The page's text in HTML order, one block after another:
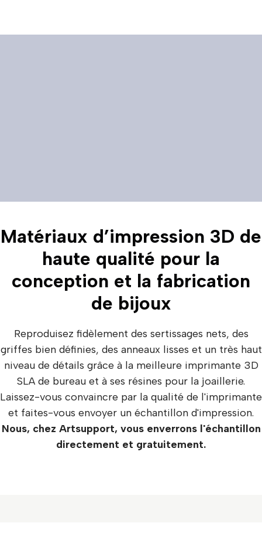
Matériaux d’impression 3D de
haute qualité pour la
conception et la fabrication
de bijoux
Reproduisez fidèlement des sertissages nets, des
griffes bien définies, des anneaux lisses et un très haut
niveau de détails grâce à la meilleure imprimante 3D
SLA de bureau et à ses résines pour la joaillerie.
Laissez-vous convaincre par la qualité de l'imprimante
et faites-vous envoyer un échantillon d'impression.
Nous, chez Artsupport, vous enverrons l'échantillon
directement et gratuitement.